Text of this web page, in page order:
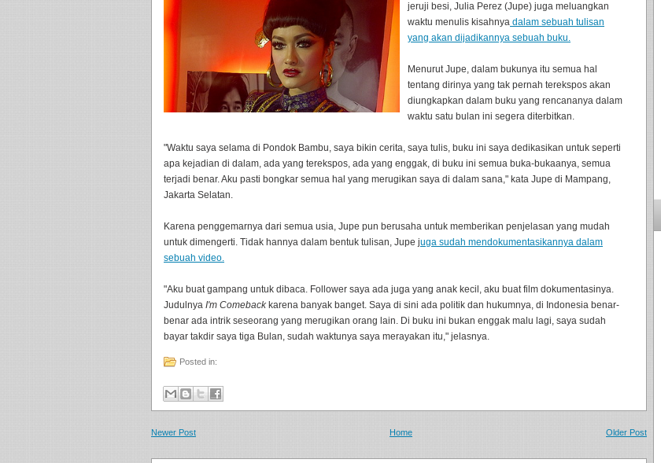
jeruji besi, Julia Perez (Jupe) juga meluangkan
waktu menulis kisahnya dalam sebuah tulisan
yang akan dijadikannya sebuah buku.
Menurut Jupe, dalam bukunya itu semua hal
tentang dirinya yang tak pernah terekspos akan
diungkapkan dalam buku yang rencananya dalam
waktu satu bulan ini segera diterbitkan.
"Waktu saya selama di Pondok Bambu, saya bikin cerita, saya tulis, buku ini saya dedikasikan untuk seperti
apa kejadian di dalam, ada yang terekspos, ada yang enggak, di buku ini semua buka-bukaanya, semua
terjadi benar. Aku pasti bongkar semua hal yang merugikan saya di dalam sana," kata Jupe di Mampang,
Jakarta Selatan.
Karena penggemarnya dari semua usia, Jupe pun berusaha untuk memberikan penjelasan yang mudah
untuk dimengerti. Tidak hannya dalam bentuk tulisan, Jupe juga sudah mendokumentasikannya dalam
sebuah video.
"Aku buat gampang untuk dibaca. Follower saya ada juga yang anak kecil, aku buat film dokumentasinya.
Judulnya I'm Comebackkarena banyak banget. Saya di sini ada politik dan hukumnya, di Indonesia benar-
benar ada intrik seseorang yang merugikan orang lain. Di buku ini bukan enggak malu lagi, saya sudah
bayar takdir saya tiga Bulan, sudah waktunya saya merayakan itu," jelasnya.
Posted in:
Newer Post Older Post
Home